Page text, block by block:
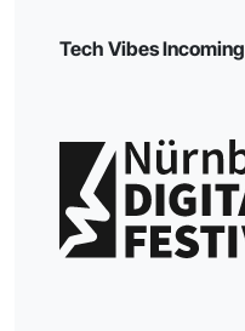
Tech Vibes Incoming